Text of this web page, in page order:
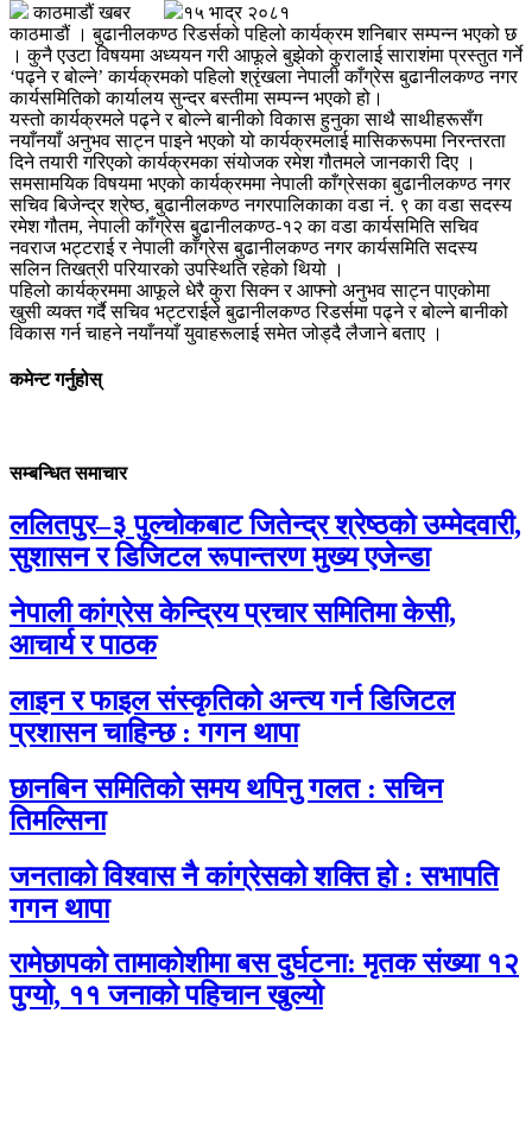
काठमाडौं खबर
१५ भाद्र २०८१
काठमाडौं । बुढानीलकण्ठ रिडर्सको पहिलो कार्यक्रम शनिबार सम्पन्न भएको छ
। कुनै एउटा विषयमा अध्ययन गरी आफूले बुझेको कुरालाई साराशंमा प्रस्तुत गर्ने
‘पढ्ने र बोल्ने’ कार्यक्रमको पहिलो श्रृंखला नेपाली काँग्रेस बुढानीलकण्ठ नगर
कार्यसमितिको कार्यालय सुन्दर बस्तीमा सम्पन्न भएको हो।
यस्तो कार्यक्रमले पढ्ने र बोल्ने बानीको विकास हुनुका साथै साथीहरूसँग
नयाँनयाँ अनुभव साट्न पाइने भएको यो कार्यक्रमलाई मासिकरूपमा निरन्तरता
दिने तयारी गरिएको कार्यक्रमका संयोजक रमेश गौतमले जानकारी दिए ।
समसामयिक विषयमा भएको कार्यक्रममा नेपाली काँग्रेसका बुढानीलकण्ठ नगर
सचिव बिजेन्द्र श्रेष्ठ, बुढानीलकण्ठ नगरपालिकाका वडा नं. ९ का वडा सदस्य
रमेश गौतम, नेपाली काँग्रेस बुढानीलकण्ठ-१२ का वडा कार्यसमिति सचिव
नवराज भट्टराई र नेपाली काँग्रेस बुढानीलकण्ठ नगर कार्यसमिति सदस्य
सलिन तिखत्री परियारको उपस्थिति रहेको थियो ।
पहिलो कार्यक्रममा आफूले धेरै कुरा सिक्न र आफ्नो अनुभव साट्न पाएकोमा
खुसी व्यक्त गर्दै सचिव भट्टराईले बुढानीलकण्ठ रिडर्समा पढ्ने र बोल्ने बानीको
विकास गर्न चाहने नयाँनयाँ युवाहरूलाई समेत जोड्दै लैजाने बताए ।
कमेन्ट गर्नुहोस्
सम्बन्धित समाचार
ललितपुर–३ पुल्चोकबाट जितेन्द्र श्रेष्ठको उम्मेदवारी,
सुशासन र डिजिटल रूपान्तरण मुख्य एजेन्डा
नेपाली कांग्रेस केन्द्रिय प्रचार समितिमा केसी,
आचार्य र पाठक
लाइन र फाइल संस्कृतिको अन्त्य गर्न डिजिटल
प्रशासन चाहिन्छ : गगन थापा
छानबिन समितिको समय थपिनु गलत : सचिन
तिमल्सिना
जनताको विश्वास नै कांग्रेसको शक्ति हो : सभापति
गगन थापा
रामेछापको तामाकोशीमा बस दुर्घटना: मृतक संख्या १२
पुग्यो, ११ जनाको पहिचान खुल्यो